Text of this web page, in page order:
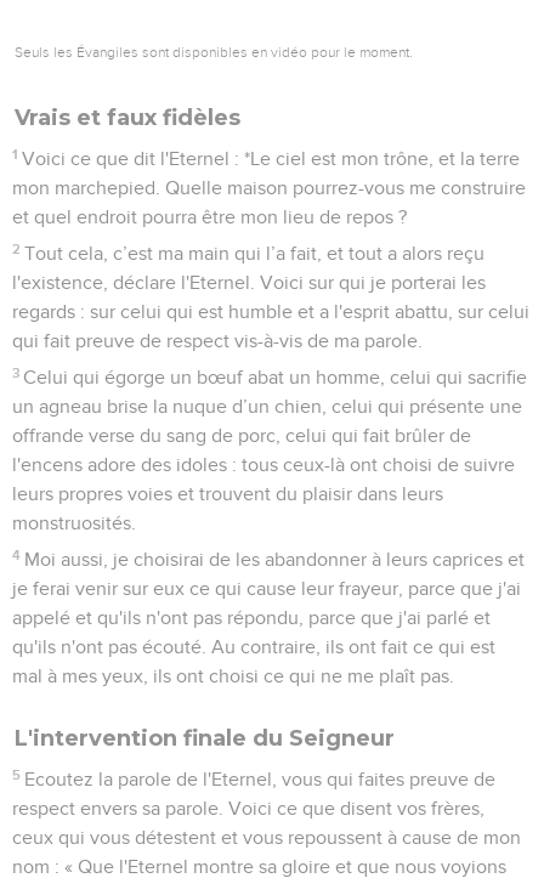
Seuls les Évangiles sont disponibles en vidéo pour le moment.
Vrais et faux fidèles
1 Voici ce que dit l'Eternel : *Le ciel est mon trône, et la terre
mon marchepied. Quelle maison pourrez-vous me construire
et quel endroit pourra être mon lieu de repos ?
2 Tout cela, c’est ma main qui l’a fait, et tout a alors reçu
l'existence, déclare l'Eternel. Voici sur qui je porterai les
regards : sur celui qui est humble et a l'esprit abattu, sur celui
qui fait preuve de respect vis-à-vis de ma parole.
3 Celui qui égorge un bœuf abat un homme, celui qui sacrifie
un agneau brise la nuque d’un chien, celui qui présente une
offrande verse du sang de porc, celui qui fait brûler de
l'encens adore des idoles : tous ceux-là ont choisi de suivre
leurs propres voies et trouvent du plaisir dans leurs
monstruosités.
4 Moi aussi, je choisirai de les abandonner à leurs caprices et
je ferai venir sur eux ce qui cause leur frayeur, parce que j'ai
appelé et qu'ils n'ont pas répondu, parce que j'ai parlé et
qu'ils n'ont pas écouté. Au contraire, ils ont fait ce qui est
mal à mes yeux, ils ont choisi ce qui ne me plaît pas.
L'intervention finale du Seigneur
5 Ecoutez la parole de l'Eternel, vous qui faites preuve de
respect envers sa parole. Voici ce que disent vos frères,
ceux qui vous détestent et vous repoussent à cause de mon
nom : « Que l'Eternel montre sa gloire et que nous voyions